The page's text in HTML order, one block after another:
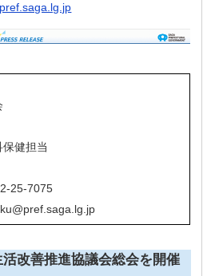
担当
25-7075
改善推進協議会総会を開催